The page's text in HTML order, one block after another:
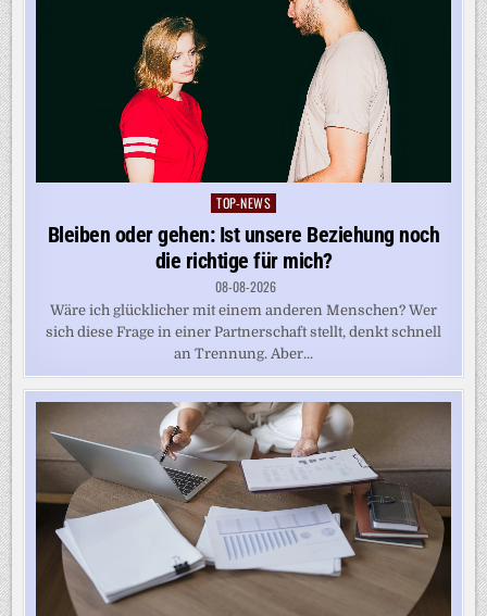
Posted
in
TOP-NEWS
Bleiben oder gehen: Ist unsere Beziehung noch
die richtige für mich?
08-08-2026
Wäre ich glücklicher mit einem anderen Menschen? Wer
sich diese Frage in einer Partnerschaft stellt, denkt schnell
an Trennung. Aber...